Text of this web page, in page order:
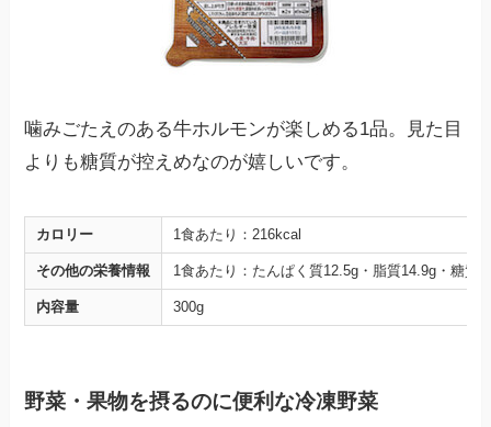
噛みごたえのある牛ホルモンが楽しめる1品。見た目
よりも糖質が控えめなのが嬉しいです。
カロリー 1食あたり：216kcal
その他の栄養情報 1食あたり：たんぱく質12.5g・脂質14.9g・糖質
内容量 300g
野菜・果物を摂るのに便利な冷凍野菜